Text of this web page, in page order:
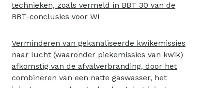
technieken, zoals vermeld in BBT 30 van de
BBT-conclusies voor WI
Verminderen van gekanaliseerde kwikemissies
naar lucht (waaronder piekemissies van kwik)
afkomstig van de afvalverbranding, door het
combineren van een natte gaswasser, het